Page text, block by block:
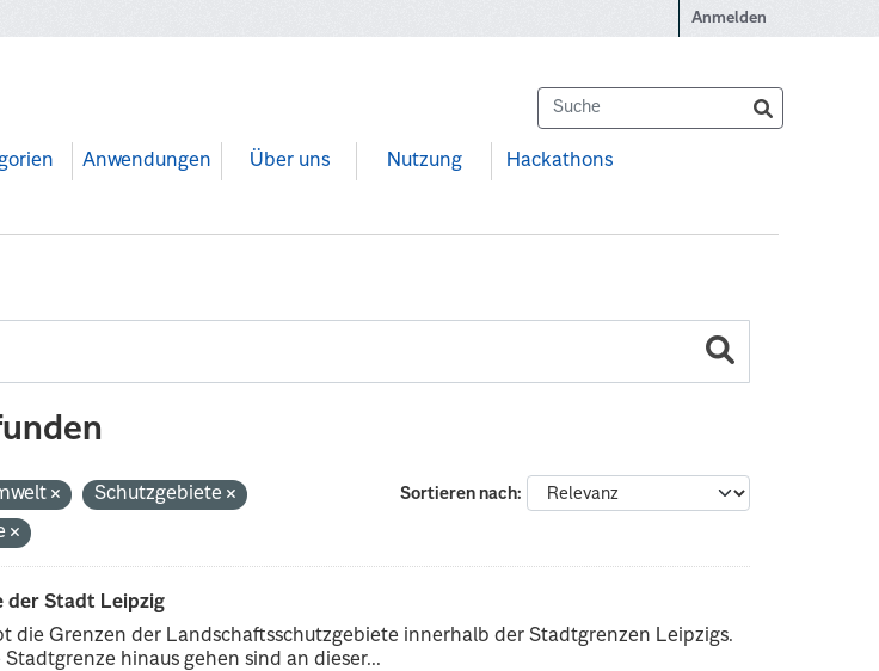
Anmelden
Anwendungen Über uns Nutzung Hackathons
Sortieren nach
Schutzgebiete
der Stadt Leipzig
die Grenzen der Landschaftsschutzgebiete innerhalb der Stadtgrenzen Leipzigs.
hinaus gehen sind an dieser...